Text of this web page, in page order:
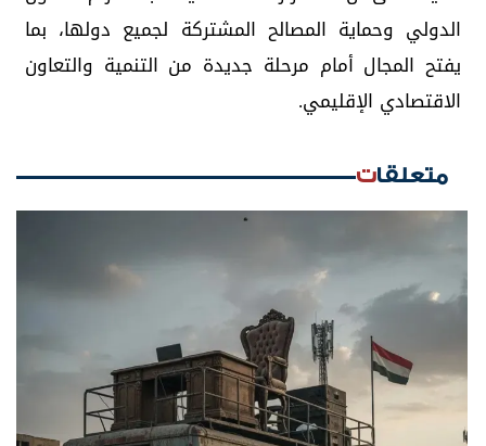
الدولي وحماية المصالح المشتركة لجميع دولها، بما
يفتح المجال أمام مرحلة جديدة من التنمية والتعاون
الاقتصادي الإقليمي.
متعلقات